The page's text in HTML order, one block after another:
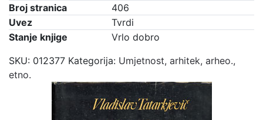
Broj stranica
406
Uvez
Tvrdi
Stanje knjige
Vrlo dobro
SKU: 012377 Kategorija: Umjetnost, arhitek, arheo.,
etno.